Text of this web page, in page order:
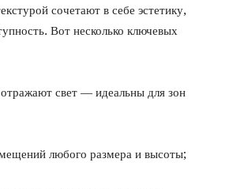
сочетают в себе эстетику,
Вот несколько ключевых
свет — идеальны для зон
любого размера и высоты;